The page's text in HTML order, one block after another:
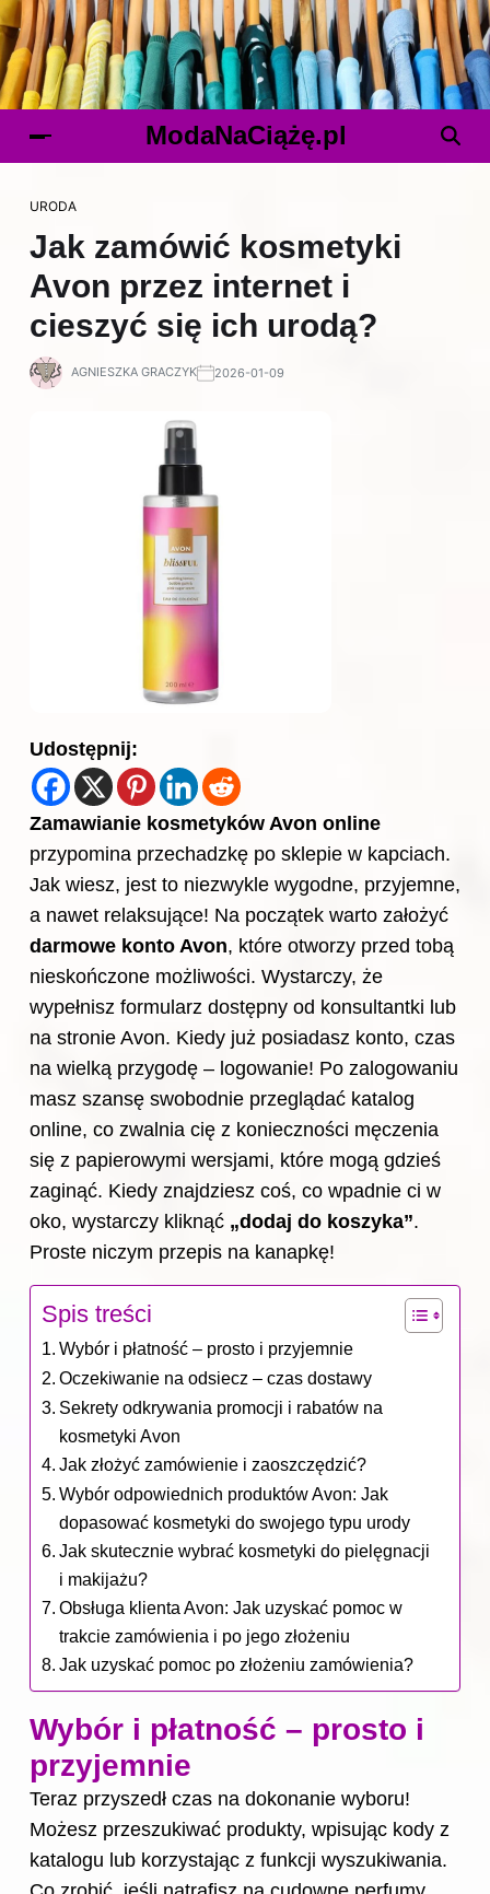
ModaNaCiążę.pl
URODA
Jak zamówić kosmetyki
Avon przez internet i
cieszyć się ich urodą?
AGNIESZKA GRACZYK 2026-01-09
Udostępnij:
Zamawianie kosmetyków Avon online
przypomina przechadzkę po sklepie w kapciach.
Jak wiesz, jest to niezwykle wygodne, przyjemne,
a nawet relaksujące! Na początek warto założyć
darmowe konto Avon, które otworzy przed tobą
nieskończone możliwości. Wystarczy, że
wypełnisz formularz dostępny od konsultantki lub
na stronie Avon. Kiedy już posiadasz konto, czas
na wielką przygodę – logowanie! Po zalogowaniu
masz szansę swobodnie przeglądać katalog
online, co zwalnia cię z konieczności męczenia
się z papierowymi wersjami, które mogą gdzieś
zaginąć. Kiedy znajdziesz coś, co wpadnie ci w
oko, wystarczy kliknąć „dodaj do koszyka”.
Proste niczym przepis na kanapkę!
Spis treści
Wybór i płatność – prosto i przyjemnie
Oczekiwanie na odsiecz – czas dostawy
Sekrety odkrywania promocji i rabatów na
kosmetyki Avon
Jak złożyć zamówienie i zaoszczędzić?
Wybór odpowiednich produktów Avon: Jak
dopasować kosmetyki do swojego typu urody
Jak skutecznie wybrać kosmetyki do pielęgnacji
i makijażu?
Obsługa klienta Avon: Jak uzyskać pomoc w
trakcie zamówienia i po jego złożeniu
Jak uzyskać pomoc po złożeniu zamówienia?
Wybór i płatność – prosto i
przyjemnie
Teraz przyszedł czas na dokonanie wyboru!
Możesz przeszukiwać produkty, wpisując kody z
katalogu lub korzystając z funkcji wyszukiwania.